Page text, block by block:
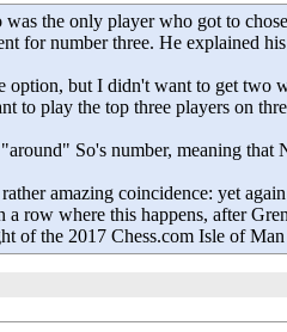
the only player who got to
for number three. He explained
option, but I didn't want to get two
to play the top three players on
So's number, meaning
amazing coincidence: yet
row where this happens, after
of the 2017 Chess.com Isle of